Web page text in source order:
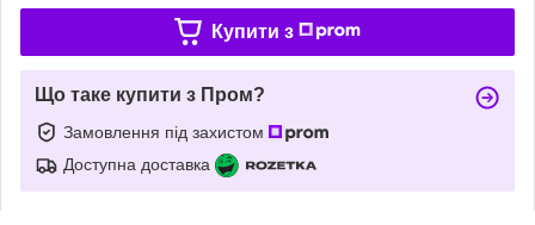
Купити з
Що таке купити з Пром?
Замовлення під захистом
Доступна доставка